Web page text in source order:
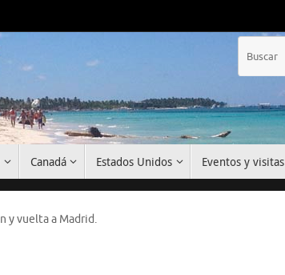
Canadá Estados Unidos Eventos y visitas
y vuelta a Madrid.